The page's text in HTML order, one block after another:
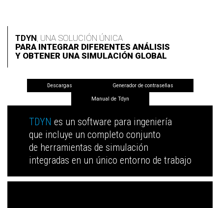
TDYN, UNA SOLUCIÓN ÚNICA
PARA INTEGRAR DIFERENTES ANÁLISIS
Y OBTENER UNA SIMULACIÓN GLOBAL
Descargas Generador de contraseñas
Manual de Tdyn
TDYN es un software para ingeniería
que incluye un completo conjunto
de herramientas de simulación
integradas en un único entorno de trabajo